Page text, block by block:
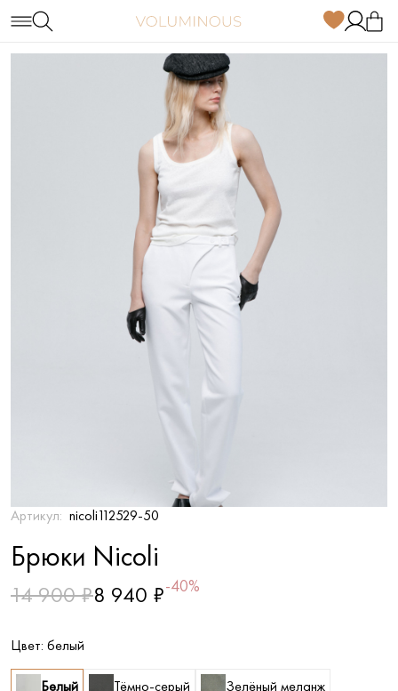
Артикул: nicoli112529-50
Брюки Nicoli
14 900 ₽8 940 ₽-40%
Цвет: белый
Белый Тёмно-серый Зелёный меланж